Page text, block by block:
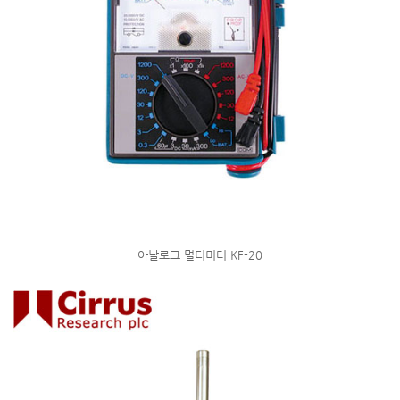
아날로그 멀티미터 KF-20